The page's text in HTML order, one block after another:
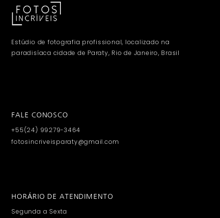
Estúdio de fotografia profissional, localizado na
paradisíaca cidade de Paraty, Rio de Janeiro, Brasil
FALE CONOSCO
+55(24) 99279-3464
fotosincriveisparaty@gmail.com
HORÁRIO DE ATENDIMENTO
Segunda a Sexta